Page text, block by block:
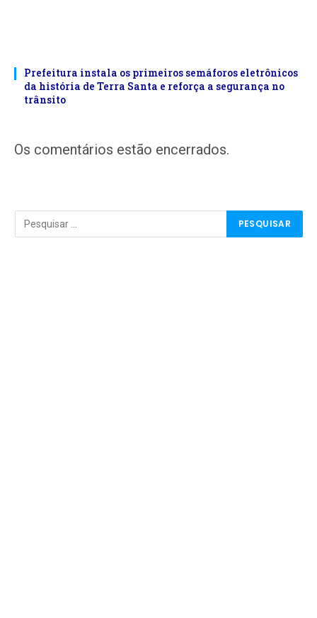
Prefeitura instala os primeiros semáforos eletrônicos
da história de Terra Santa e reforça a segurança no
trânsito
Os comentários estão encerrados.